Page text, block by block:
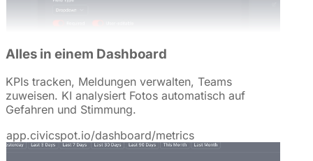
Alles in einem Dashboard
KPIs tracken, Meldungen verwalten, Teams
zuweisen. KI analysiert Fotos automatisch auf
Gefahren und Stimmung.
app.civicspot.io/dashboard/metrics